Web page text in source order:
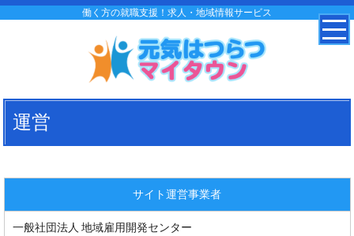
働く方の就職支援！求人・地域情報サービス
運営
サイト運営事業者
一般社団法人 地域雇用開発センター